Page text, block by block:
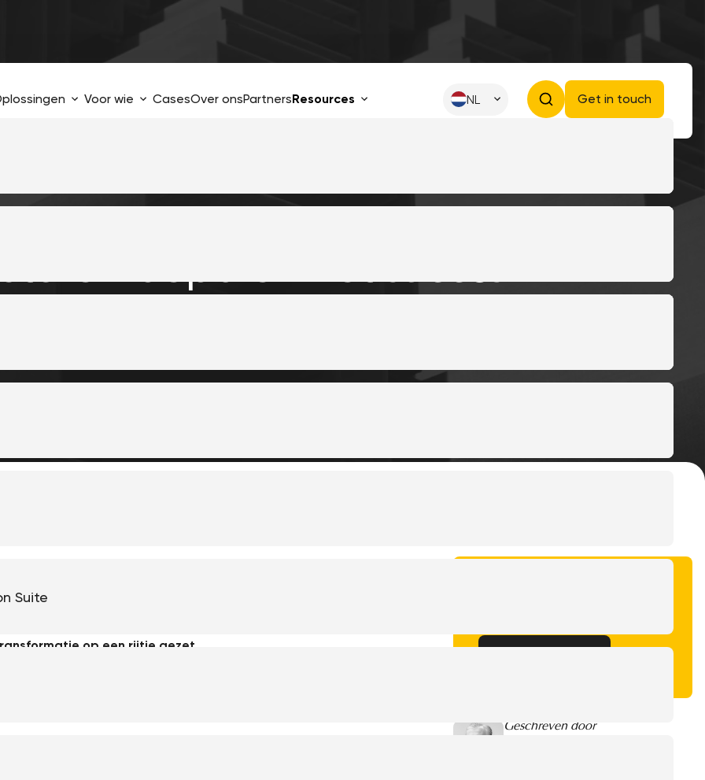
Suite
Voor wie CasesOver onsPartnersResources NL Get in touch
succes
deze technologische ontwikkelingen is de
op een rijtje gezet.
data
Geschreven door